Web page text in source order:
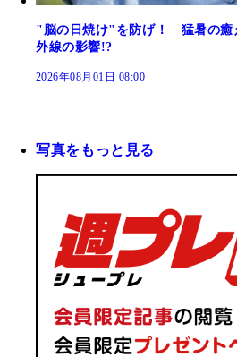
"脳の日焼け"を防げ！ 猛暑の癒
外線の影響!?
2026年08月01日 08:00
写真をもっと見る